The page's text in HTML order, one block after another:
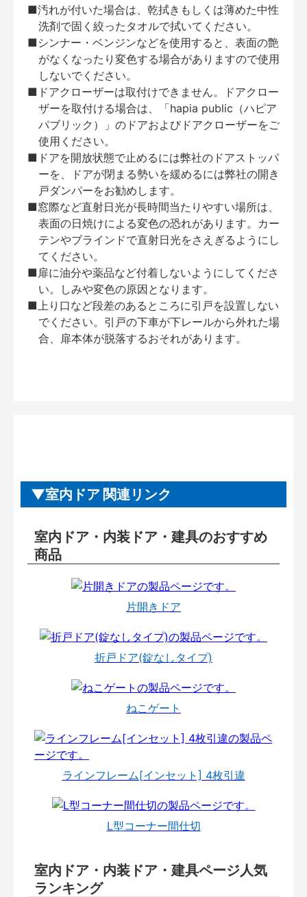
■汚れが付いた場合は、乾拭きもしくは薄めた中性
洗剤で固く絞ったタオルで拭いてください。
■シンナー・ベンジンなどを使用すると、表面の艶
がなくなったり変色する場合がありますので使用
しないでください。
■ドアクローザーは取付けできません。ドアクロー
ザーを取付ける場合は、「hapia public（ハピア
パブリック）」のドアおよびドアクローザーをご
使用ください。
■ドアを開放状態で止めるには弊社のドアストッパ
ーを、ドアが閉まる勢いを緩めるには弊社の開き
戸ダンパーをお勧めします。
■窓際など直射日光が長時間当たりやすい場所は、
表面の日焼けによる変色の恐れがあります。カー
テンやブラインドで直射日光をさえぎるようにし
てください。
■扉に油分や薬品など付着しないようにしてくださ
い。しみや変色の原因となります。
■上り口など段差のあるところに引戸を設置しない
でください。引戸の下車が下レールから外れた場
合、扉本体が脱落するおそれがあります。
室内ドア 関連リンク
室内ドア・内装ドア・建具のおすすめ
商品
片開きドア
折戸ドア(錠なしタイプ)
ねこゲート
ラインフレーム[インセット] 4枚引違
L型コーナー間仕切
室内ドア・内装ドア・建具ページ人気
ランキング